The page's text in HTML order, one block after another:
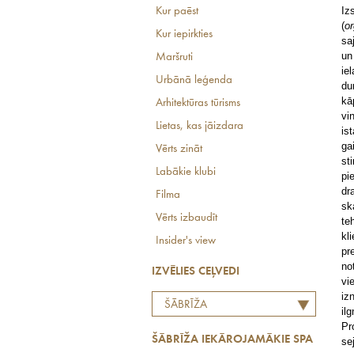
Kur paēst
Kur iepirkties
Maršruti
Urbānā leģenda
Arhitektūras tūrisms
Lietas, kas jāizdara
Vērts zināt
Labākie klubi
Filma
Vērts izbaudīt
Insider's view
IZVĒLIES CEĻVEDI
ŠĀBRĪŽA
ŠĀBRĪŽA IEKĀROJAMĀKIE SPA
(